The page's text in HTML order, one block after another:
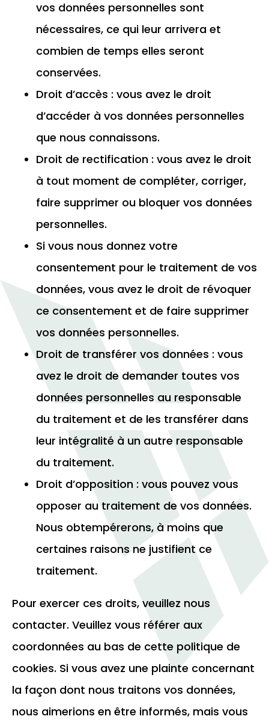
vos données personnelles sont
nécessaires, ce qui leur arrivera et
combien de temps elles seront
conservées.
Droit d’accès : vous avez le droit
d’accéder à vos données personnelles
que nous connaissons.
Droit de rectification : vous avez le droit
à tout moment de compléter, corriger,
faire supprimer ou bloquer vos données
personnelles.
Si vous nous donnez votre
consentement pour le traitement de vos
données, vous avez le droit de révoquer
ce consentement et de faire supprimer
vos données personnelles.
Droit de transférer vos données : vous
avez le droit de demander toutes vos
données personnelles au responsable
du traitement et de les transférer dans
leur intégralité à un autre responsable
du traitement.
Droit d’opposition : vous pouvez vous
opposer au traitement de vos données.
Nous obtempérerons, à moins que
certaines raisons ne justifient ce
traitement.
Pour exercer ces droits, veuillez nous
contacter. Veuillez vous référer aux
coordonnées au bas de cette politique de
cookies. Si vous avez une plainte concernant
la façon dont nous traitons vos données,
nous aimerions en être informés, mais vous